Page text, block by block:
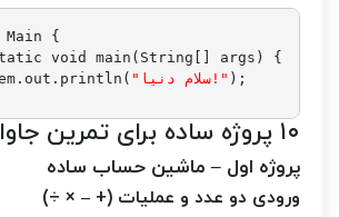
{
void main(String[] args) {
"سلام دنیا!" );
۱۰ پروژه ساده برای تمرین جاوا
پروژه اول – ماشین حساب ساده
ورودی دو عدد و عملیات (+ – × ÷)